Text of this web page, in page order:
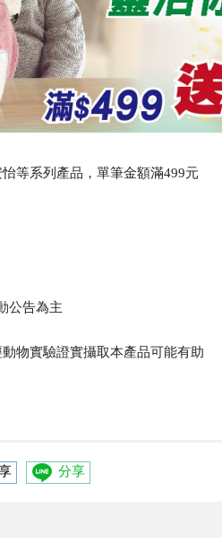
等系列產品，單筆金額滿499元
公告為主
物實驗證實攝取本產品可能有助
分享